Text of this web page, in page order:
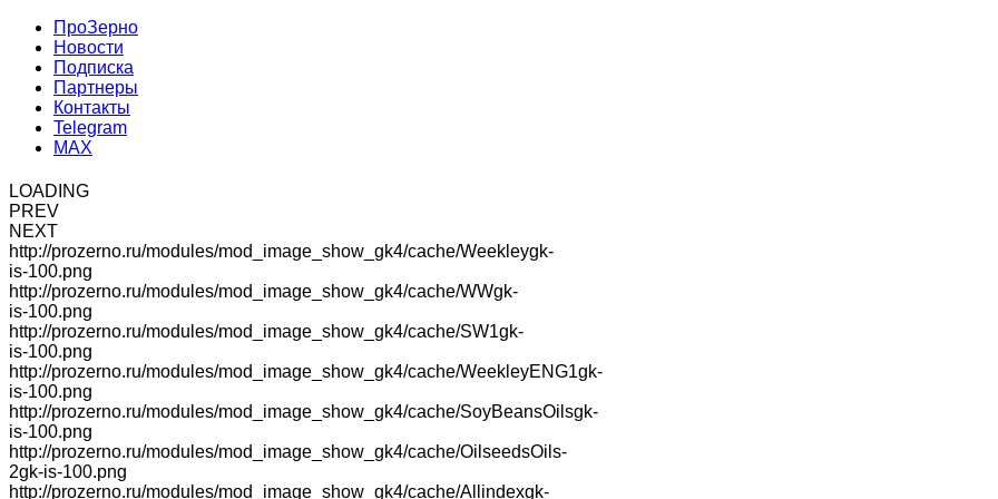
ПроЗерно
Новости
Подписка
Партнеры
Контакты
Telegram
MAX
LOADING
PREV
NEXT
http://prozerno.ru/modules/mod_image_show_gk4/cache/Weekleygk-
is-100.png
http://prozerno.ru/modules/mod_image_show_gk4/cache/WWgk-
is-100.png
http://prozerno.ru/modules/mod_image_show_gk4/cache/SW1gk-
is-100.png
http://prozerno.ru/modules/mod_image_show_gk4/cache/WeekleyENG1gk-
is-100.png
http://prozerno.ru/modules/mod_image_show_gk4/cache/SoyBeansOilsgk-
is-100.png
http://prozerno.ru/modules/mod_image_show_gk4/cache/OilseedsOils-
2gk-is-100.png
http://prozerno.ru/modules/mod_image_show_gk4/cache/Allindexgk-